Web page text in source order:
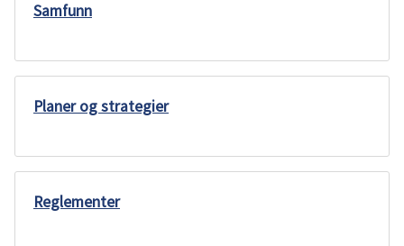
Samfunn
Planer og strategier
Reglementer